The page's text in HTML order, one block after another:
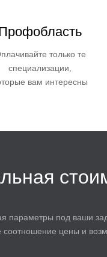
только те
специализации,
вам интересны
параметры под ваши
цены и